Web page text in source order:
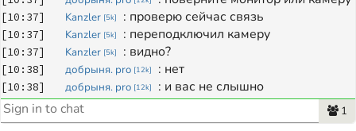
[10:37] Kanzler [5k] : проверю сейчас связь
[10:37] Kanzler [5k] : переподключил камеру
[10:37] Kanzler [5k] : видно?
[10:38] добрыня. pro [12k] : нет
[10:38] добрыня. pro [12k] : и вас не слышно
[10:38] Kanzler : давайте я вам трансляцию раздам. и
подключусь к вашей трансляции через другое устройство
1